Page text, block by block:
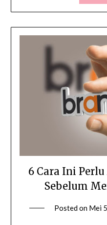
6 Cara Ini
Sebelum
Posted on Mei